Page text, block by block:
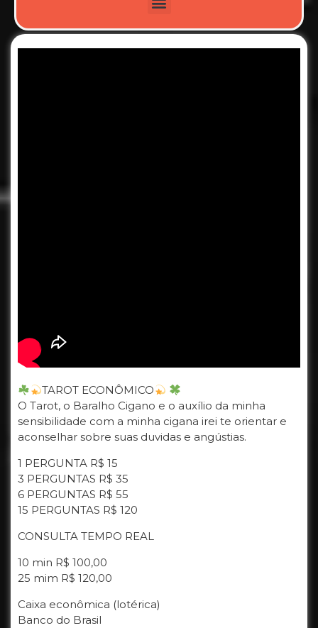
TAROT ECONÔMICO
O Tarot, o Baralho Cigano e o auxílio da minha
sensibilidade com a minha cigana irei te orientar e
aconselhar sobre suas duvidas e angústias.
1 PERGUNTA R$ 15
3 PERGUNTAS R$ 35
6 PERGUNTAS R$ 55
15 PERGUNTAS R$ 120
CONSULTA TEMPO REAL
10 min R$ 100,00
25 mim R$ 120,00
Caixa econômica (lotérica)
Banco do Brasil